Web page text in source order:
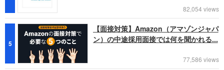
82,054 views
5
【面接対策】Amazon（アマゾンジャパ
ン）の中途採用面接では何を聞かれる...
77,586 views